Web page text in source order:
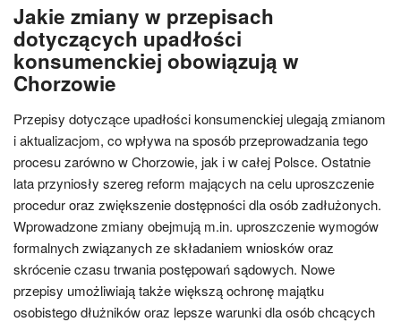
Jakie zmiany w przepisach
dotyczących upadłości
konsumenckiej obowiązują w
Chorzowie
Przepisy dotyczące upadłości konsumenckiej ulegają zmianom
i aktualizacjom, co wpływa na sposób przeprowadzania tego
procesu zarówno w Chorzowie, jak i w całej Polsce. Ostatnie
lata przyniosły szereg reform mających na celu uproszczenie
procedur oraz zwiększenie dostępności dla osób zadłużonych.
Wprowadzone zmiany obejmują m.in. uproszczenie wymogów
formalnych związanych ze składaniem wniosków oraz
skrócenie czasu trwania postępowań sądowych. Nowe
przepisy umożliwiają także większą ochronę majątku
osobistego dłużników oraz lepsze warunki dla osób chcących